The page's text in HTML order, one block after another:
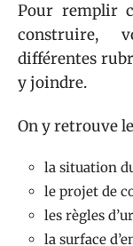
Pour remplir
construire,
différentes
y joindre.
On y retrouve
la situation
le projet de
les règles
la surface